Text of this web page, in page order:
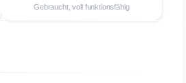
Gebraucht, voll funktionsfähig